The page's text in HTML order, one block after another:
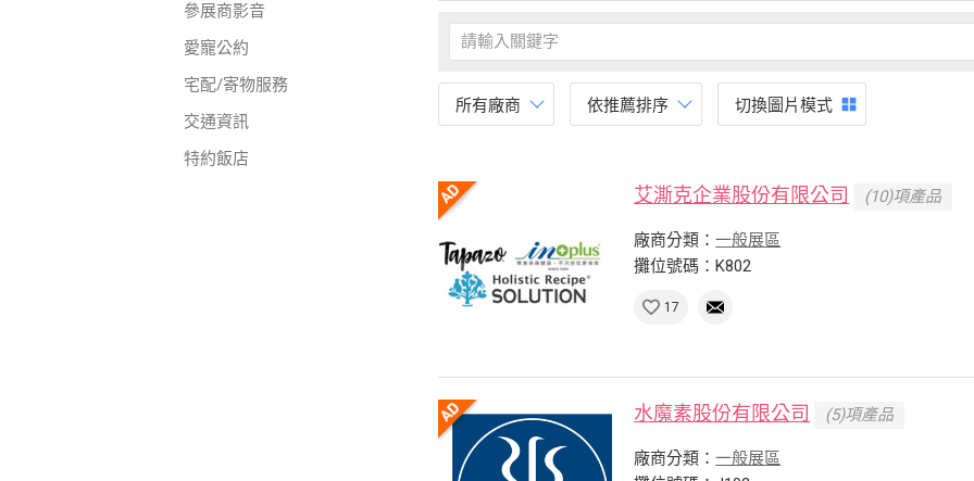
參展商影音
愛寵公約
宅配/寄物服務
交通資訊
特約飯店
所有廠商 依推薦排序 切換圖片模式
艾澌克企業股份有限公司 (10)項產品
廠商分類：一般展區
攤位號碼：K802
17
水魔素股份有限公司 (5)項產品
廠商分類：一般展區